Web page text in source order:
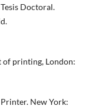
Doctoral.
of printing, London:
New York: